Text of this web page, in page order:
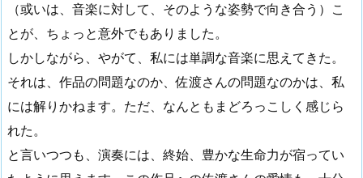
（或いは、音楽に対して、そのような姿勢で向き合う）こ
とが、ちょっと意外でもありました。
しかしながら、やがて、私には単調な音楽に思えてきた。
それは、作品の問題なのか、佐渡さんの問題なのかは、私
には解りかねます。ただ、なんともまどろっこしく感じら
れた。
と言いつつも、演奏には、終始、豊かな生命力が宿ってい